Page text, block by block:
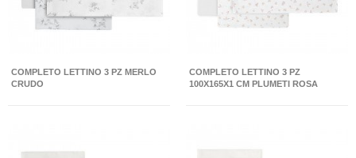
COMPLETO LETTINO 3 PZ MERLO
CRUDO
COMPLETO LETTINO 3 PZ
100X165X1 CM PLUMETI ROSA